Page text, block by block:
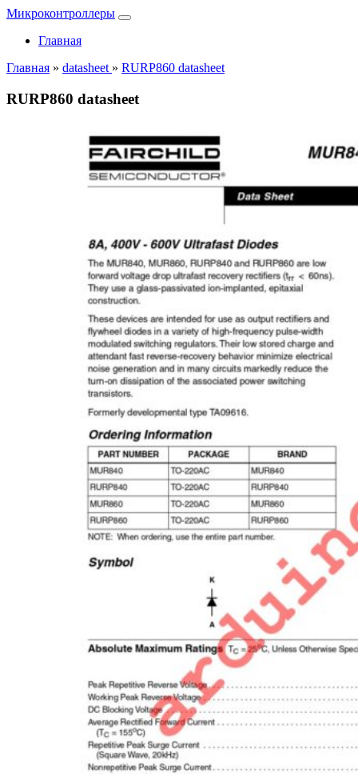
Микроконтроллеры
Главная
Главная » datasheet » RURP860 datasheet
RURP860 datasheet